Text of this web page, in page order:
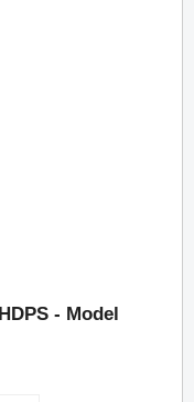
- Model